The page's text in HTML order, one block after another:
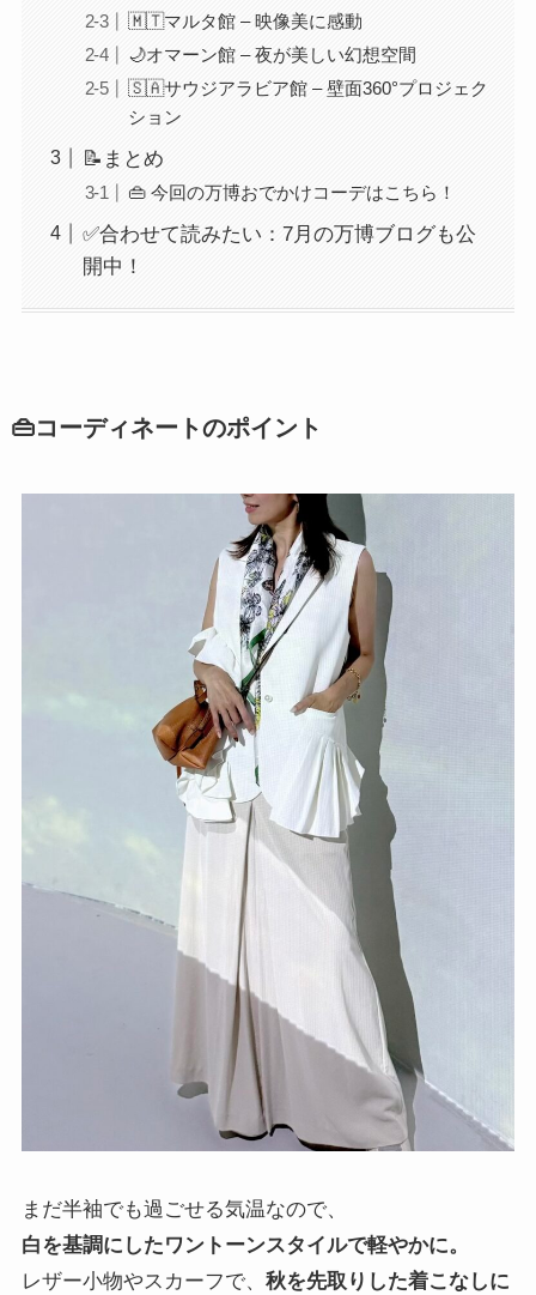
🇲🇹マルタ館 – 映像美に感動
🌙オマーン館 – 夜が美しい幻想空間
🇸🇦サウジアラビア館 – 壁面360°プロジェク
ション
📝まとめ
👜 今回の万博おでかけコーデはこちら！
✅合わせて読みたい：7月の万博ブログも公
開中！
👜コーディネートのポイント
まだ半袖でも過ごせる気温なので、
白を基調にしたワントーンスタイルで軽やかに。
レザー小物やスカーフで、 秋を先取りした着こなしに